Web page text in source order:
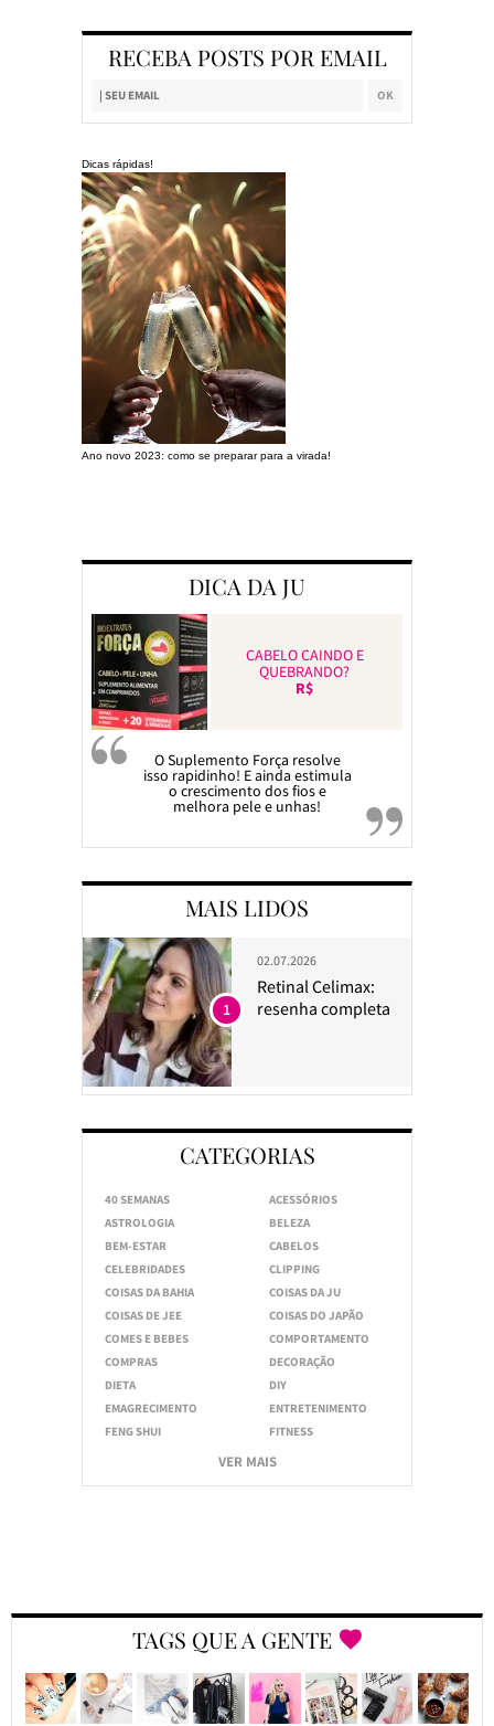
RECEBA POSTS POR EMAIL
Dicas rápidas!
Ano novo 2023: como se preparar para a virada!
DICA DA JU
CABELO CAINDO E
QUEBRANDO?
R$
O Suplemento Força resolve
isso rapidinho! E ainda estimula
o crescimento dos fios e
melhora pele e unhas!
MAIS LIDOS
02.07.2026
Retinal Celimax:
resenha completa
1
CATEGORIAS
40 SEMANAS
ACESSÓRIOS
ASTROLOGIA
BELEZA
BEM-ESTAR
CABELOS
CELEBRIDADES
CLIPPING
COISAS DA BAHIA
COISAS DA JU
COISAS DE JEE
COISAS DO JAPÃO
COMES E BEBES
COMPORTAMENTO
COMPRAS
DECORAÇÃO
DIETA
DIY
EMAGRECIMENTO
ENTRETENIMENTO
FENG SHUI
FITNESS
VER MAIS
TAGS QUE A GENTE